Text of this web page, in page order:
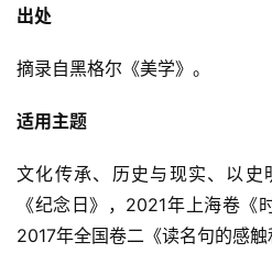
出处
摘录自黑格尔《美学》。
适用主题
文化传承、历史与现实、以
《纪念日》，2021年上海卷《
2017年全国卷二《读名句的感触